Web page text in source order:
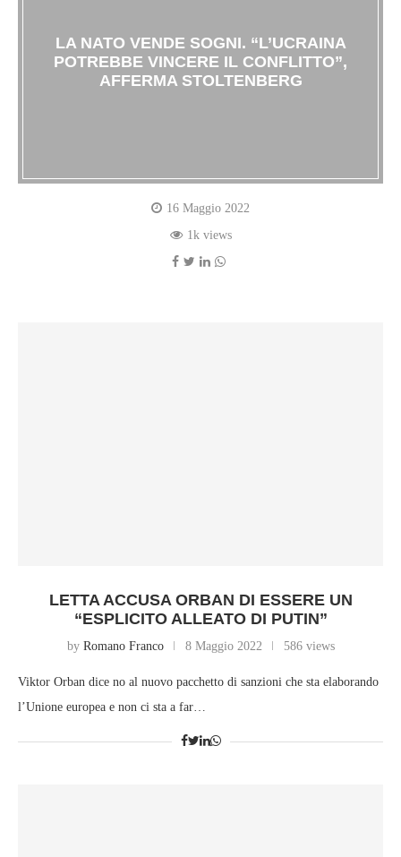
LA NATO VENDE SOGNI. “L’UCRAINA
POTREBBE VINCERE IL CONFLITTO”,
AFFERMA STOLTENBERG
16 Maggio 2022
1k views
LETTA ACCUSA ORBAN DI ESSERE UN
“ESPLICITO ALLEATO DI PUTIN”
by Romano Franco 8 Maggio 2022 586 views
Viktor Orban dice no al nuovo pacchetto di sanzioni che sta elaborando
l’Unione europea e non ci sta a far…